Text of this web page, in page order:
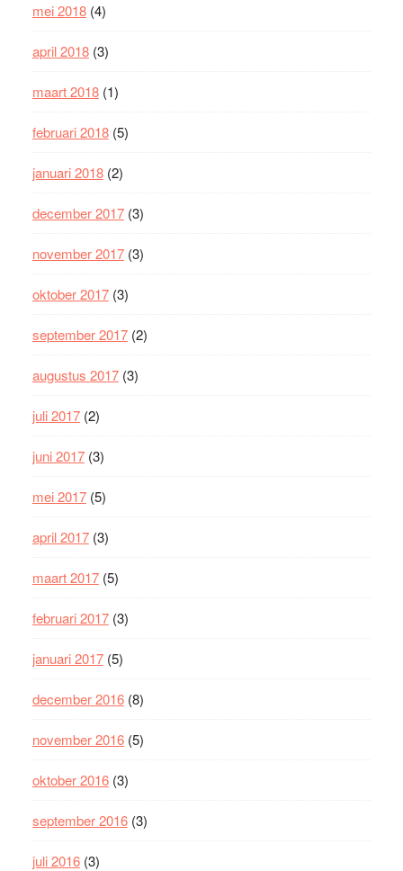
mei 2018(4)
april 2018(3)
maart 2018(1)
februari 2018(5)
januari 2018(2)
december 2017(3)
november 2017(3)
oktober 2017(3)
september 2017(2)
augustus 2017(3)
juli 2017(2)
juni 2017(3)
mei 2017(5)
april 2017(3)
maart 2017(5)
februari 2017(3)
januari 2017(5)
december 2016(8)
november 2016(5)
oktober 2016(3)
september 2016(3)
juli 2016(3)